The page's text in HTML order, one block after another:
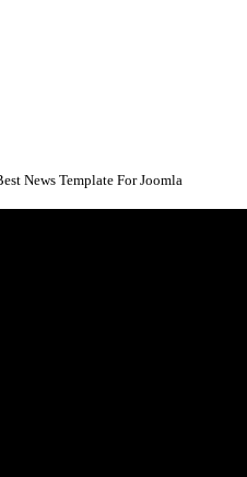
News Template For Joomla